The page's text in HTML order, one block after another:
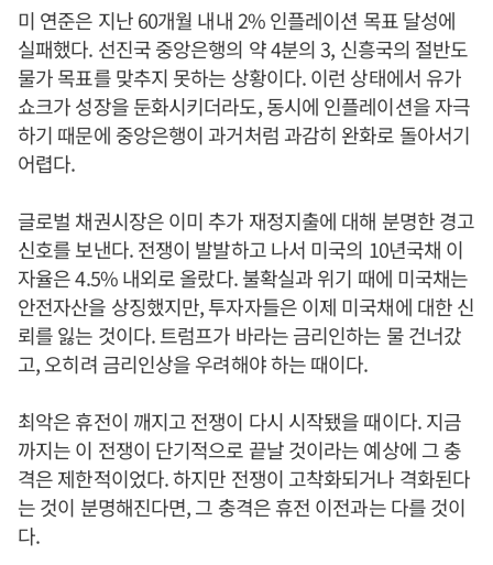
미 연준은 지난 60개월 내내 2% 인플레이션 목표 달성에
실패했다. 선진국 중앙은행의 약 4분의 3, 신흥국의 절반도
물가 목표를 맞추지 못하는 상황이다. 이런 상태에서 유가
쇼크가 성장을 둔화시키더라도, 동시에 인플레이션을 자극
하기 때문에 중앙은행이 과거처럼 과감히 완화로 돌아서기
어렵다.
글로벌 채권시장은 이미 추가 재정지출에 대해 분명한 경고
신호를 보낸다. 전쟁이 발발하고 나서 미국의 10년국채 이
자율은 4.5% 내외로 올랐다. 불확실과 위기 때에 미국채는
안전자산을 상징했지만, 투자자들은 이제 미국채에 대한 신
뢰를 잃는 것이다. 트럼프가 바라는 금리인하는 물 건너갔
고, 오히려 금리인상을 우려해야 하는 때이다.
최악은 휴전이 깨지고 전쟁이 다시 시작됐을 때이다. 지금
까지는 이 전쟁이 단기적으로 끝날 것이라는 예상에 그 충
격은 제한적이었다. 하지만 전쟁이 고착화되거나 격화된다
는 것이 분명해진다면, 그 충격은 휴전 이전과는 다를 것이
다.